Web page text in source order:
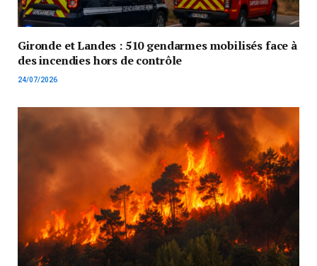
Gironde et Landes : 510 gendarmes mobilisés face à
des incendies hors de contrôle
24/07/2026